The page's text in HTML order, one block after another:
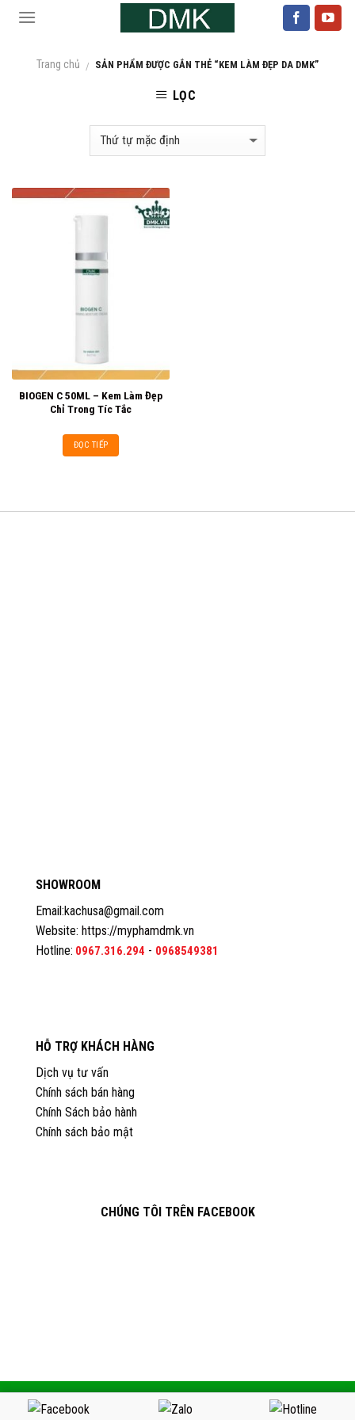
Skip
Trang chủ / SẢN PHẨM ĐƯỢC GẮN THẺ “KEM LÀM ĐẸP DA DMK”
LỌC
BIOGEN C 50ML – Kem Làm Đẹp
Chỉ Trong Tíc Tắc
ĐỌC TIẾP
SHOWROOM
Email:kachusa@gmail.com
Website: https://myphamdmk.vn
Hotline: 0967.316.294 - 0968549381
HỖ TRỢ KHÁCH HÀNG
Dịch vụ tư vấn
Chính sách bán hàng
Chính Sách bảo hành
Chính sách bảo mật
CHÚNG TÔI TRÊN FACEBOOK